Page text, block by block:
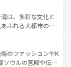
アンミュージッ
ハワイの魅力を彩
動が待っているハ
ル（エアーズロッ
ンズの熱帯雨林な
やワイン、オージ
サーフィンやダイ
きにはたまらな
に味わいつくそ
は、多彩な文化と
ふれる大都市の台
など、都市の喧騒
人に新しい発見と
台湾の食文化も魅
のファッションやK
ソウルの宮殿や伝統